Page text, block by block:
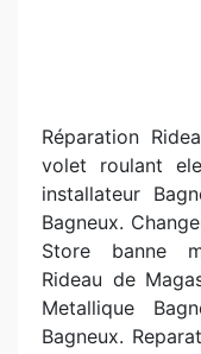
Réparation
volet roulant
installateur
Bagneux.
Store banne
Rideau de
Metallique
Bagneux.